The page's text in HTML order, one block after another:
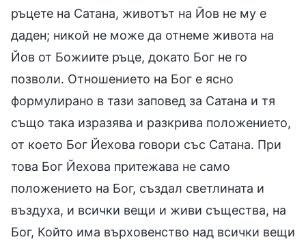
ръцете на Сатана, животът на Йов не му е
даден; никой не може да отнеме живота на
Йов от Божиите ръце, докато Бог не го
позволи. Отношението на Бог е ясно
формулирано в тази заповед за Сатана и тя
също така изразява и разкрива положението,
от което Бог Йехова говори със Сатана. При
това Бог Йехова притежава не само
положението на Бог, създал светлината и
въздуха, и всички вещи и живи същества, на
Бог, Който има върховенство над всички вещи